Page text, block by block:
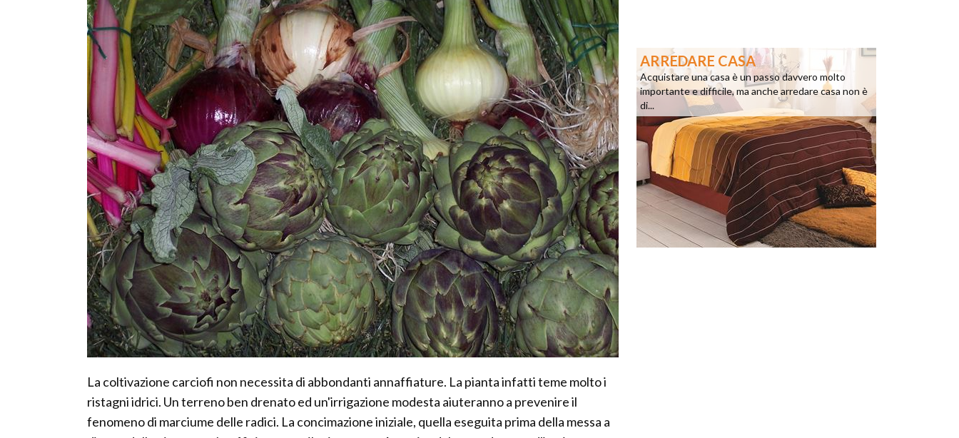
La coltivazione carciofi non necessita di abbondanti annaffiature. La pianta infatti teme molto i
ristagni idrici. Un terreno ben drenato ed un'irrigazione modesta aiuteranno a prevenire il
fenomeno di marciume delle radici. La concimazione iniziale, quella eseguita prima della messa a
ARREDARE CASA
Acquistare una casa è un passo davvero molto
importante e difficile, ma anche arredare casa non è
di...